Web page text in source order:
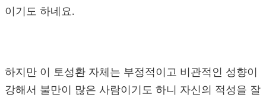
이기도 하네요.
하지만 이 토성환 자체는 부정적이고 비관적인 성향이
강해서 불만이 많은 사람이기도 하니 자신의 적성을 잘